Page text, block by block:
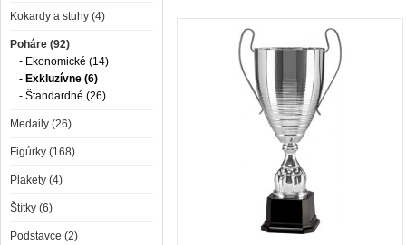
Kokardy a stuhy (4)
Poháre (92)
- Ekonomické (14)
- Exkluzívne (6)
- Štandardné (26)
Medaily (26)
Figúrky (168)
Plakety (4)
Štítky (6)
Podstavce (2)